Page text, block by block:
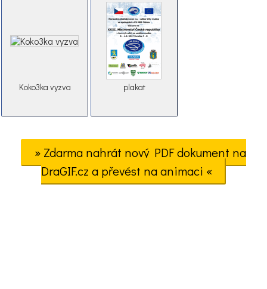
Koko3ka vyzva plakat
» Zdarma nahrát nový PDF dokument na
DraGIF.cz a převést na animaci «